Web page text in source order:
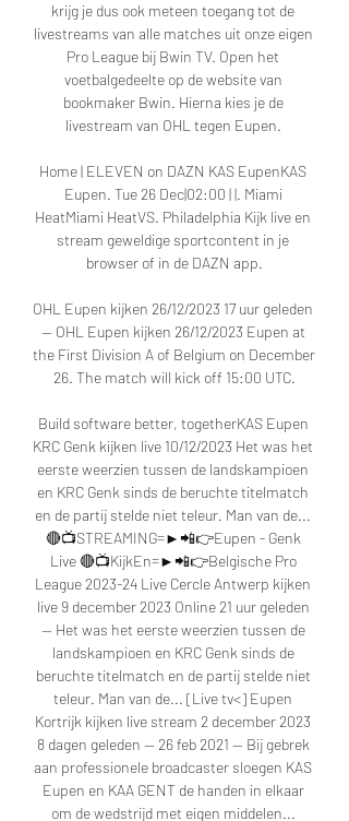
krijg je dus ook meteen toegang tot de
livestreams van alle matches uit onze eigen
Pro League bij Bwin TV. Open het
voetbalgedeelte op de website van
bookmaker Bwin. Hierna kies je de
livestream van OHL tegen Eupen.
Home | ELEVEN on DAZN KAS EupenKAS
Eupen. Tue 26 Dec|02:00 | |. Miami
HeatMiami HeatVS. Philadelphia Kijk live en
stream geweldige sportcontent in je
browser of in de DAZN app.
OHL Eupen kijken 26/12/2023 17 uur geleden
— OHL Eupen kijken 26/12/2023 Eupen at
the First Division A of Belgium on December
26. The match will kick off 15:00 UTC.
Build software better, togetherKAS Eupen
KRC Genk kijken live 10/12/2023 Het was het
eerste weerzien tussen de landskampioen
en KRC Genk sinds de beruchte titelmatch
en de partij stelde niet teleur. Man van de...
🔴📺STREAMING=►📲👉Eupen - Genk
Live 🔴📺KijkEn=►📲👉Belgische Pro
League 2023-24 Live Cercle Antwerp kijken
live 9 december 2023 Online 21 uur geleden
— Het was het eerste weerzien tussen de
landskampioen en KRC Genk sinds de
beruchte titelmatch en de partij stelde niet
teleur. Man van de... [Live tv<] Eupen
Kortrijk kijken live stream 2 december 2023
8 dagen geleden — 26 feb 2021 — Bij gebrek
aan professionele broadcaster sloegen KAS
Eupen en KAA GENT de handen in elkaar
om de wedstrijd met eigen middelen...